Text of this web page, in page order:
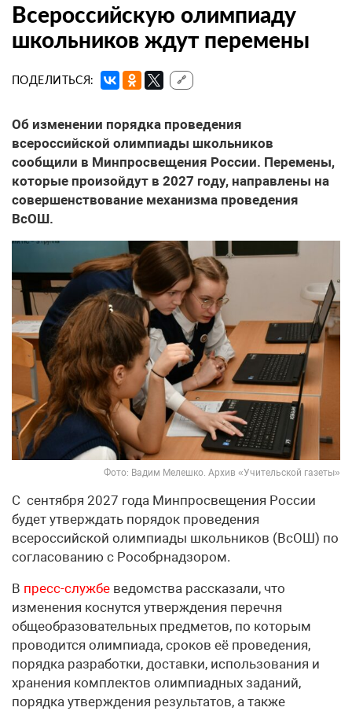
Всероссийскую олимпиаду
школьников ждут перемены
ПОДЕЛИТЬСЯ: 🔗
Об изменении порядка проведения
всероссийской олимпиады школьников
сообщили в Минпросвещения России. Перемены,
которые произойдут в 2027 году, направлены на
совершенствование механизма проведения
ВсОШ.
Фото: Вадим Мелешко. Архив «Учительской газеты»
С сентября 2027 года Минпросвещения России
будет утверждать порядок проведения
всероссийской олимпиады школьников (ВсОШ) по
согласованию с Рособрнадзором.
В пресс-службе ведомства рассказали, что
изменения коснутся утверждения перечня
общеобразовательных предметов, по которым
проводится олимпиада, сроков её проведения,
порядка разработки, доставки, использования и
хранения комплектов олимпиадных заданий,
порядка утверждения результатов, а также